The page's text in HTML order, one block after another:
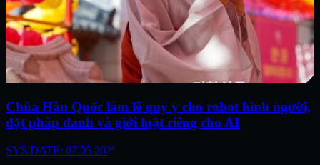
Chùa Hàn Quốc làm lễ quy y cho robot hình người,
đặt pháp danh và giới luật riêng cho AI
SYS.DATE: 07.05.2026